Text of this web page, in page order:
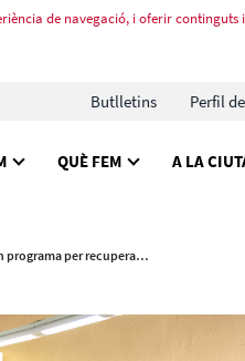
de navegació, i oferir continguts i
Butlletins Perfil
QUÈ FEM A LA
'Retorn amb Oportunitats', un programa per recuperar talent jove